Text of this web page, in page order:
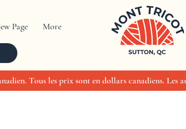
Page More
Tous les prix sont en dollars canadiens. Les